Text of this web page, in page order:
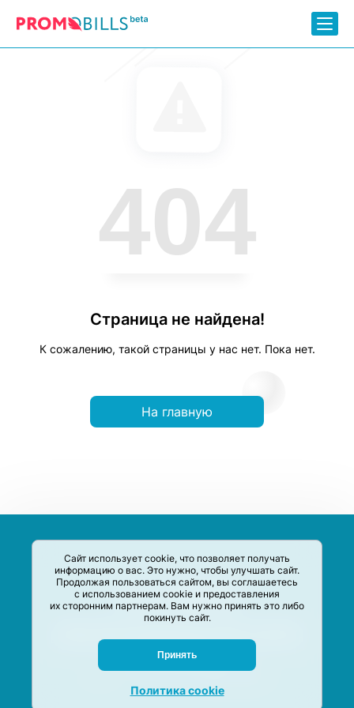
Сайт использует cookie, что позволяет получать
информацию о вас. Это нужно, чтобы улучшать сайт.
Продолжая пользоваться сайтом, вы соглашаетесь
с использованием cookie и предоставления
их сторонним партнерам. Вам нужно принять это либо
покинуть сайт.
Принять
Политика cookie
404
Страница не найдена!
К сожалению, такой страницы у нас нет. Пока нет.
На главную
систематизации акций и скидок на товары и услуги в РФ
Задать вопрос
© M-Social production 2020 –2026